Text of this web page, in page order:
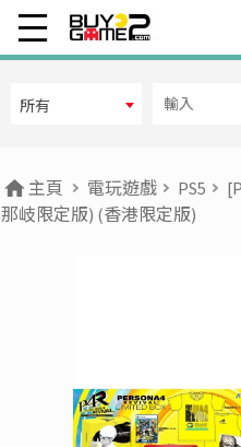
所有
主頁 電玩遊戲 PS5
那岐限定版) (香港限定版)